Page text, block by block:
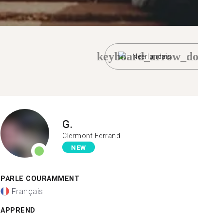
Néerlandais
G.
Clermont-Ferrand
NEW
PARLE COURAMMENT
Français
APPREND